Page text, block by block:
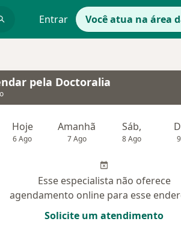
Entrar Você atua na área
pela Doctoralia
Hoje
6 Ago
Amanhã
7 Ago
Sáb,
8 Ago
Esse especialista não oferece
agendamento online para esse
Solicite um atendimento